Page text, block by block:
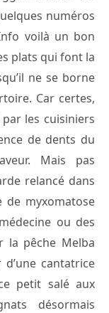
numéros
voilà un bon
plats qui font la
ne se borne
Car certes,
les cuisiniers
de dents du
Mais pas
relancé dans
de myxomatose
ou des
la pêche Melba
cantatrice
petit salé aux
désormais